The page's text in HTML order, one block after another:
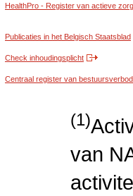
HealthPro - Register van actieve
Publicaties in het Belgisch Staatsblad
Check inhoudingsplicht
Centraal register van
(1)
van